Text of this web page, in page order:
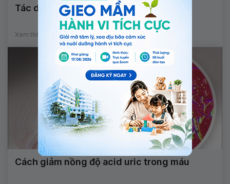
Tác dụng của thuốc Lialda
Xem thêm
Cách giảm nồng độ acid uric trong máu